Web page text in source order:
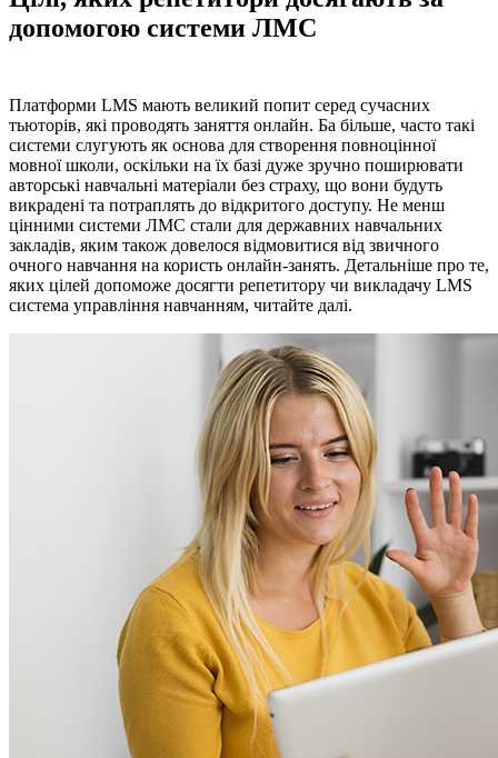
допомогою системи ЛМС
Платформи LMS мають великий попит серед сучасних
тьюторів, які проводять заняття онлайн. Ба більше, часто такі
системи слугують як основа для створення повноцінної
мовної школи, оскільки на їх базі дуже зручно поширювати
авторські навчальні матеріали без страху, що вони будуть
викрадені та потраплять до відкритого доступу. Не менш
цінними системи ЛМС стали для державних навчальних
закладів, яким також довелося відмовитися від звичного
очного навчання на користь онлайн-занять. Детальніше про те,
яких цілей допоможе досягти репетитору чи викладачу LMS
система управління навчанням, читайте далі.